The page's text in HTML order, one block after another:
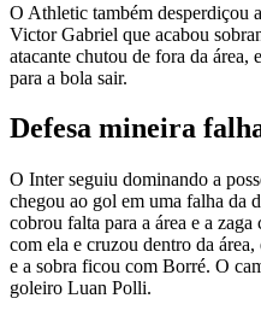
O Athletic também desperdiçou
Victor Gabriel que acabou
atacante chutou de fora da
para a bola sair.
Defesa mineira
O Inter seguiu dominando a
chegou ao gol em uma falha da
cobrou falta para a área e a
com ela e cruzou dentro da
e a sobra ficou com Borré. O
goleiro Luan Polli.